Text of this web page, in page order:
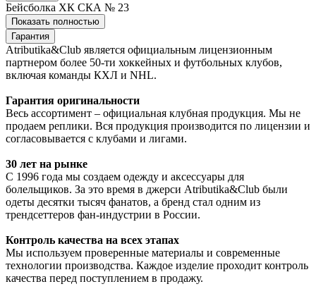
Бейсболка ХК СКА № 23
Показать полностью
Гарантия
Atributika&Club является официальным лицензионным
партнером более 50-ти хоккейных и футбольных клубов,
включая команды КХЛ и NHL.
Гарантия оригинальности
Весь ассортимент – официальная клубная продукция. Мы не
продаем реплики. Вся продукция производится по лицензии и
согласовывается с клубами и лигами.
30 лет на рынке
С 1996 года мы создаем одежду и аксессуары для
болельщиков. За это время в джерси Atributika&Club были
одеты десятки тысяч фанатов, а бренд стал одним из
трендсеттеров фан-индустрии в России.
Контроль качества на всех этапах
Мы используем проверенные материалы и современные
технологии производства. Каждое изделие проходит контроль
качества перед поступлением в продажу.